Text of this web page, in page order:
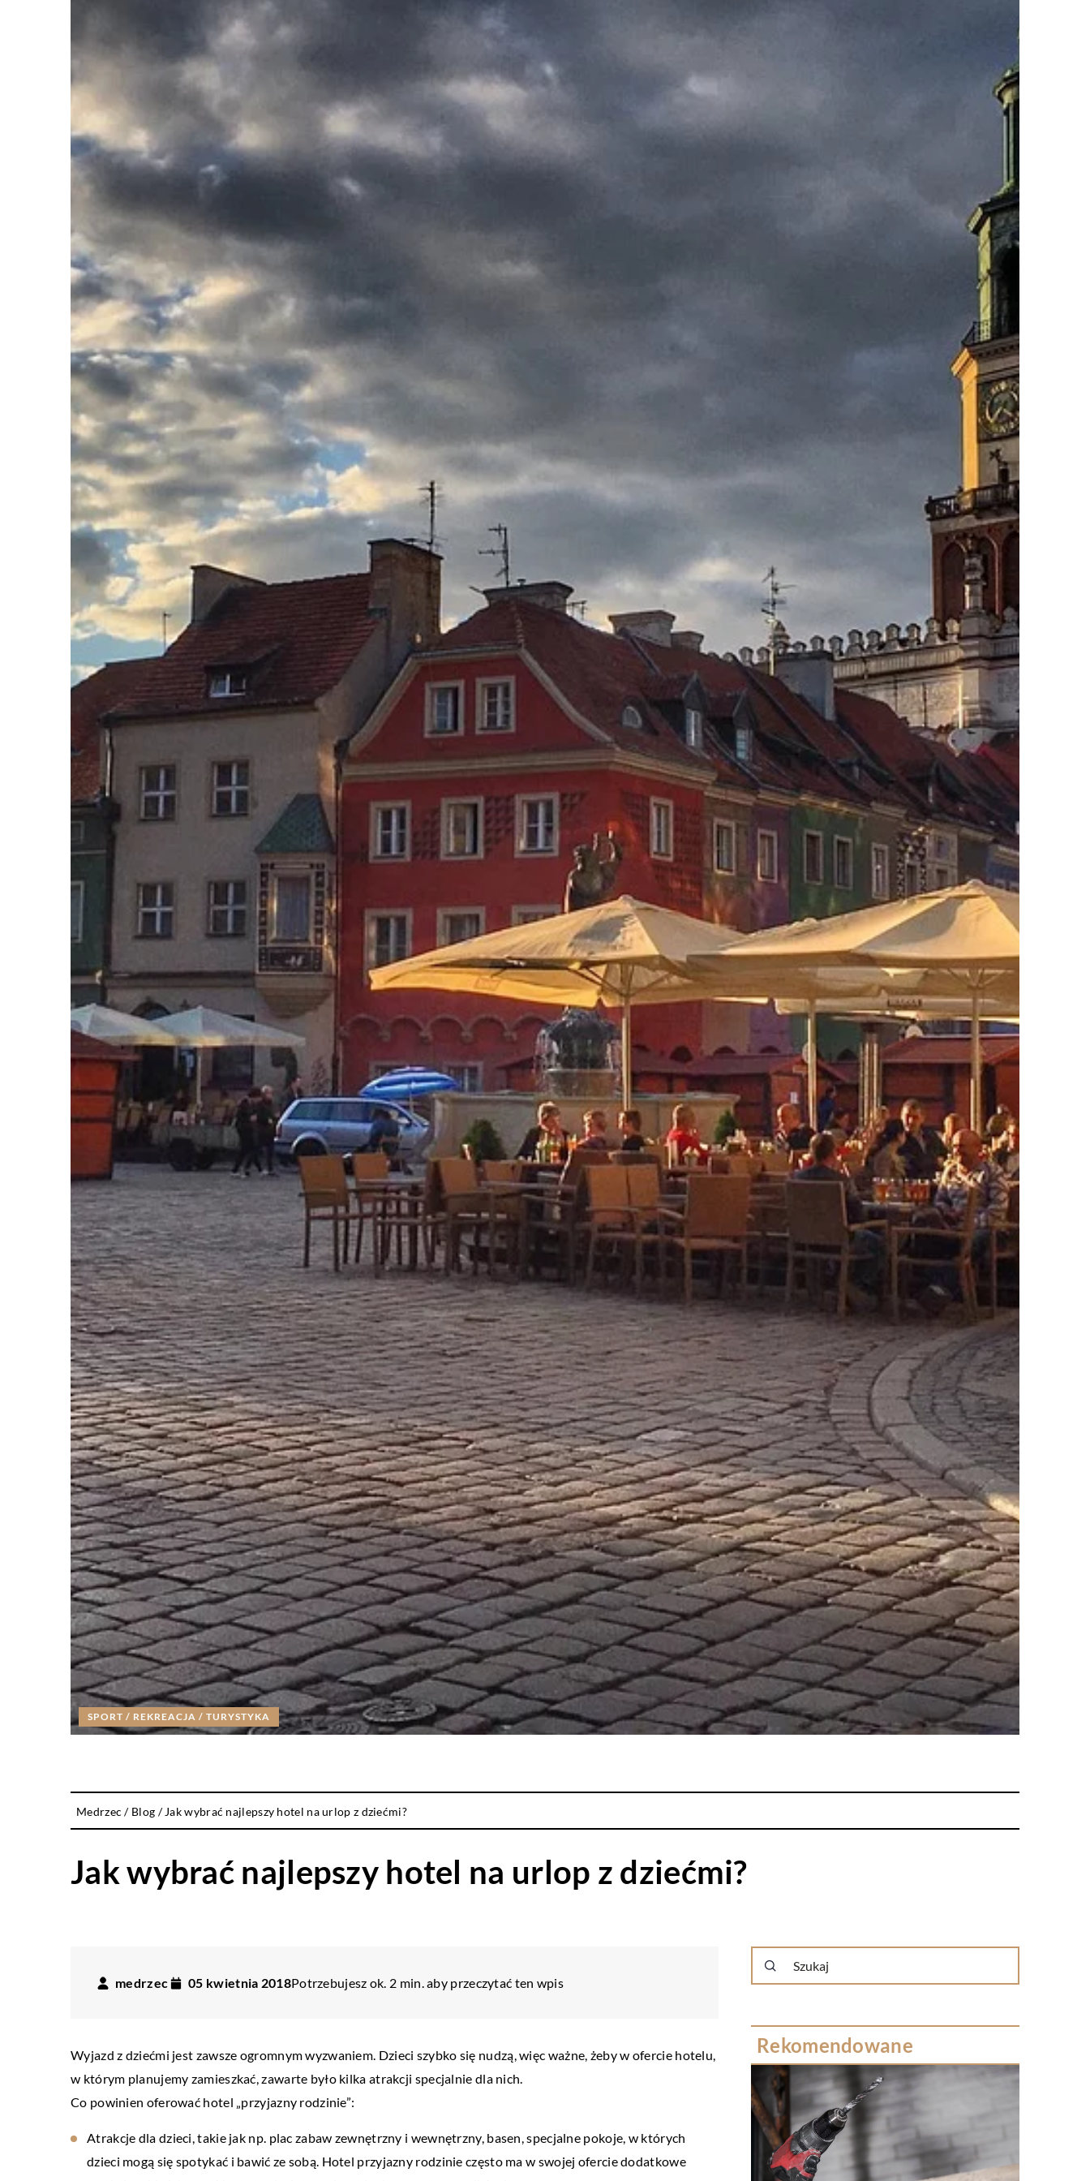
SPORT / REKREACJA / TURYSTYKA
Medrzec / Blog / Jak wybrać najlepszy hotel na urlop z dziećmi?
Jak wybrać najlepszy hotel na urlop z dziećmi?
medrzec 05 kwietnia 2018Potrzebujesz ok. 2 min. aby przeczytać ten wpis
Wyjazd z dziećmi jest zawsze ogromnym wyzwaniem. Dzieci szybko się nudzą, więc ważne, żeby w ofercie hotelu,
w którym planujemy zamieszkać, zawarte było kilka atrakcji specjalnie dla nich.
Co powinien oferować hotel „przyjazny rodzinie”:
Atrakcje dla dzieci, takie jak np. plac zabaw zewnętrzny i wewnętrzny, basen, specjalne pokoje, w których
dzieci mogą się spotykać i bawić ze sobą. Hotel przyjazny rodzinie często ma w swojej ofercie dodatkowe
Rekomendowane